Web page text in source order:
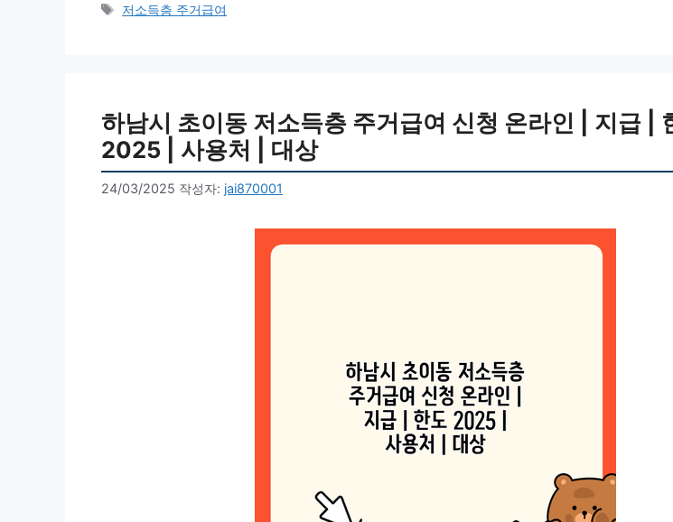
테
태
저소득층 주거급여
하남시 초이동 저소득층 주거급여 신청 온라인 | 지급 |
2025 | 사용처 | 대상
24/03/2025 작성자: jai870001